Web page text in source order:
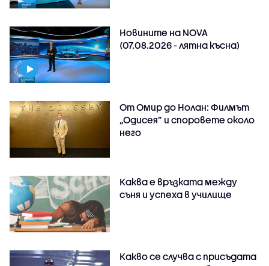
Новините на NOVA
(07.08.2026 - лятна късна)
От Омир до Нолан: Филмът
„Одисея” и споровете около
него
Каква е връзката между
съня и успеха в училище
Какво се случва с присъдата